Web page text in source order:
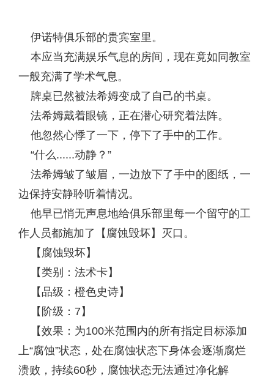
伊诺特俱乐部的贵宾室里。
本应当充满娱乐气息的房间，现在竟如同教室
一般充满了学术气息。
牌桌已然被法希姆变成了自己的书桌。
法希姆戴着眼镜，正在潜心研究着法阵。
他忽然心悸了一下，停下了手中的工作。
“什么......动静？”
法希姆皱了皱眉，一边放下了手中的图纸，一
边保持安静聆听着情况。
他早已悄无声息地给俱乐部里每一个留守的工
作人员都施加了【腐蚀毁坏】灭口。
【腐蚀毁坏】
【类别：法术卡】
【品级：橙色史诗】
【阶级：7】
【效果：为100米范围内的所有指定目标添加
上“腐蚀”状态，处在腐蚀状态下身体会逐渐腐烂
溃败，持续60秒，腐蚀状态无法通过净化解